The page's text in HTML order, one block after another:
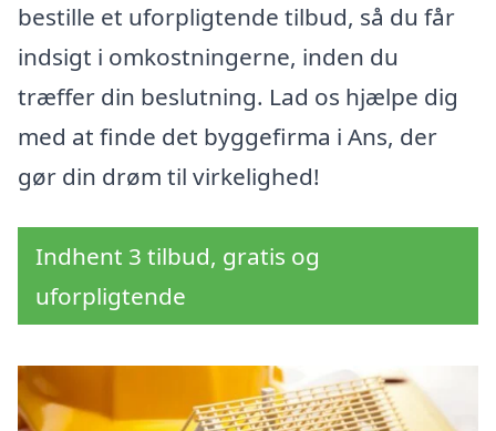
bestille et uforpligtende tilbud, så du får
indsigt i omkostningerne, inden du
træffer din beslutning. Lad os hjælpe dig
med at finde det byggefirma i Ans, der
gør din drøm til virkelighed!
Indhent 3 tilbud, gratis og
uforpligtende